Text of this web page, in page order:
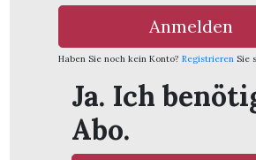
Anmelden
Haben Sie noch kein Konto? Registrieren Sie
Ja. Ich
Abo.